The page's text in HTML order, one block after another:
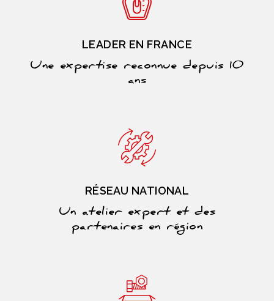
LEADER EN FRANCE
Une expertise reconnue depuis 10
ans
RÉSEAU NATIONAL
Un atelier expert et des
partenaires en région